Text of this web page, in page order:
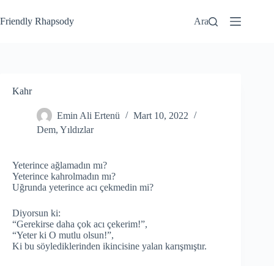
Friendly Rhapsody Ara
Kahr
Emin Ali Ertenü
Mart 10, 2022
Dem, Yıldızlar
Yeterince ağlamadın mı?
Yeterince kahrolmadın mı?
Uğrunda yeterince acı çekmedin mi?
Diyorsun ki:
“Gerekirse daha çok acı çekerim!”,
“Yeter ki O mutlu olsun!”,
Ki bu söylediklerinden ikincisine yalan karışmıştır.